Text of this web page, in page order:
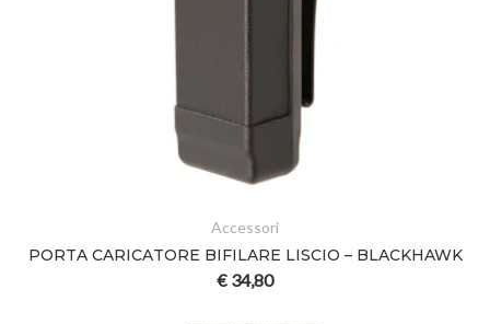
Accessori
PORTA CARICATORE BIFILARE LISCIO – BLACKHAWK
€ 34,80